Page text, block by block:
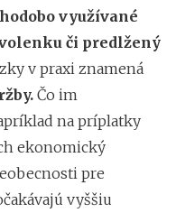
využívané
či predlžený
v praxi znamená
Čo im
na príplatky
ekonomický
pre
vyššiu